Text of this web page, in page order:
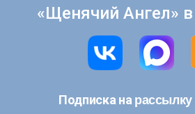
«Щенячий Ангел» в
Подписка на